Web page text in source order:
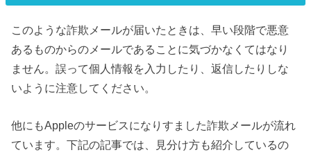
このような詐欺メールが届いたときは、早い段階で悪意
あるものからのメールであることに気づかなくてはなり
ません。誤って個人情報を入力したり、返信したりしな
いように注意してください。
他にもAppleのサービスになりすました詐欺メールが流れ
ています。下記の記事では、見分け方も紹介しているの